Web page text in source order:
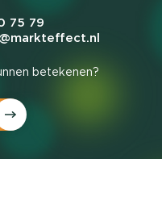
75 79
betekenen?